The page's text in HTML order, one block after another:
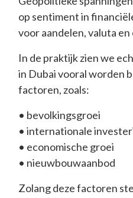
op sentiment in
voor aandelen, valuta
In de praktijk zien we
in Dubai vooral worden
factoren, zoals:
• bevolkingsgroei
• internationale
• economische groei
• nieuwbouwaanbod
Zolang deze factoren